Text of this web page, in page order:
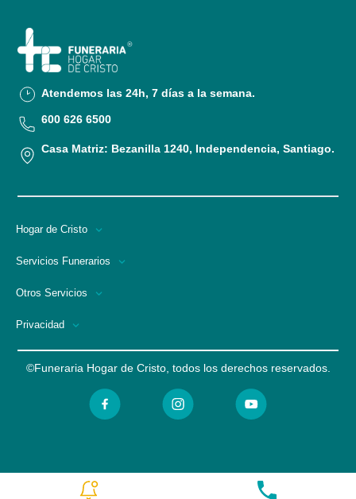
Atendemos las 24h, 7 días a la semana.
600 626 6500
Casa Matriz: Bezanilla 1240, Independencia, Santiago.
Hogar de Cristo
Servicios Funerarios
Otros Servicios
Privacidad
©Funeraria Hogar de Cristo, todos los derechos reservados.